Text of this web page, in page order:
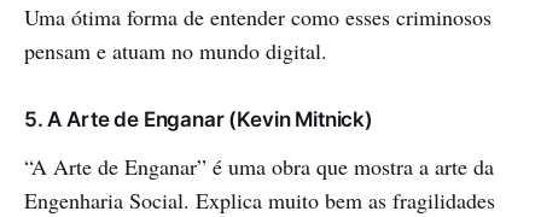
Uma ótima forma de entender como esses criminosos
pensam e atuam no mundo digital.
5. A Arte de Enganar (Kevin Mitnick)
“A Arte de Enganar” é uma obra que mostra a arte da
Engenharia Social. Explica muito bem as fragilidades